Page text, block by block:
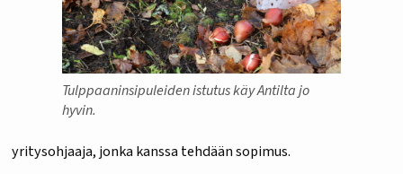
Tulppaaninsipuleiden istutus käy Antilta jo
hyvin.
yritysohjaaja, jonka kanssa tehdään sopimus.